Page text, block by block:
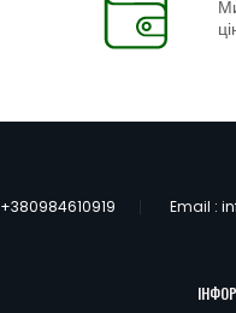
+380984610919 Email :